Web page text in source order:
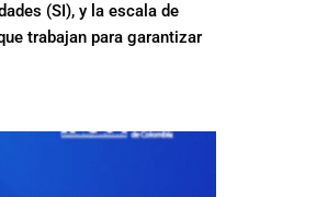
(SI), y la escala de
trabajan para garantizar